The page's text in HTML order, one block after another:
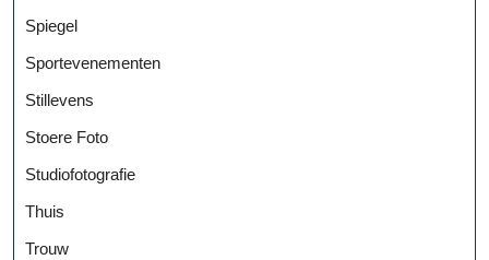
Spiegel
Sportevenementen
Stillevens
Stoere Foto
Studiofotografie
Thuis
Trouw